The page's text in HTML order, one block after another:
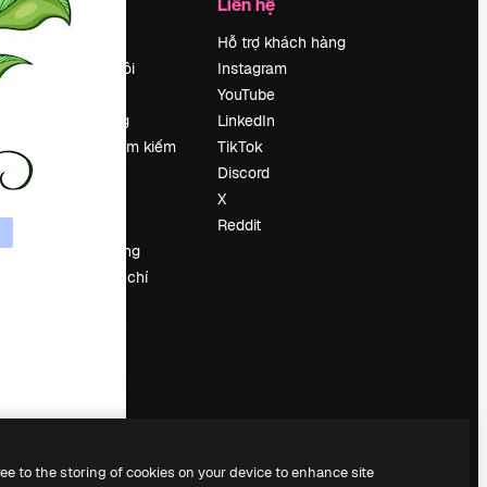
Về chúng tôi
Tuyển dụng
Xu hướng tìm kiếm
Bán nội dung
Phòng báo chí
Hỗ trợ khách hàng
Instagram
YouTube
LinkedIn
TikTok
Discord
X
Reddit
to the storing of cookies on your device to enhance site